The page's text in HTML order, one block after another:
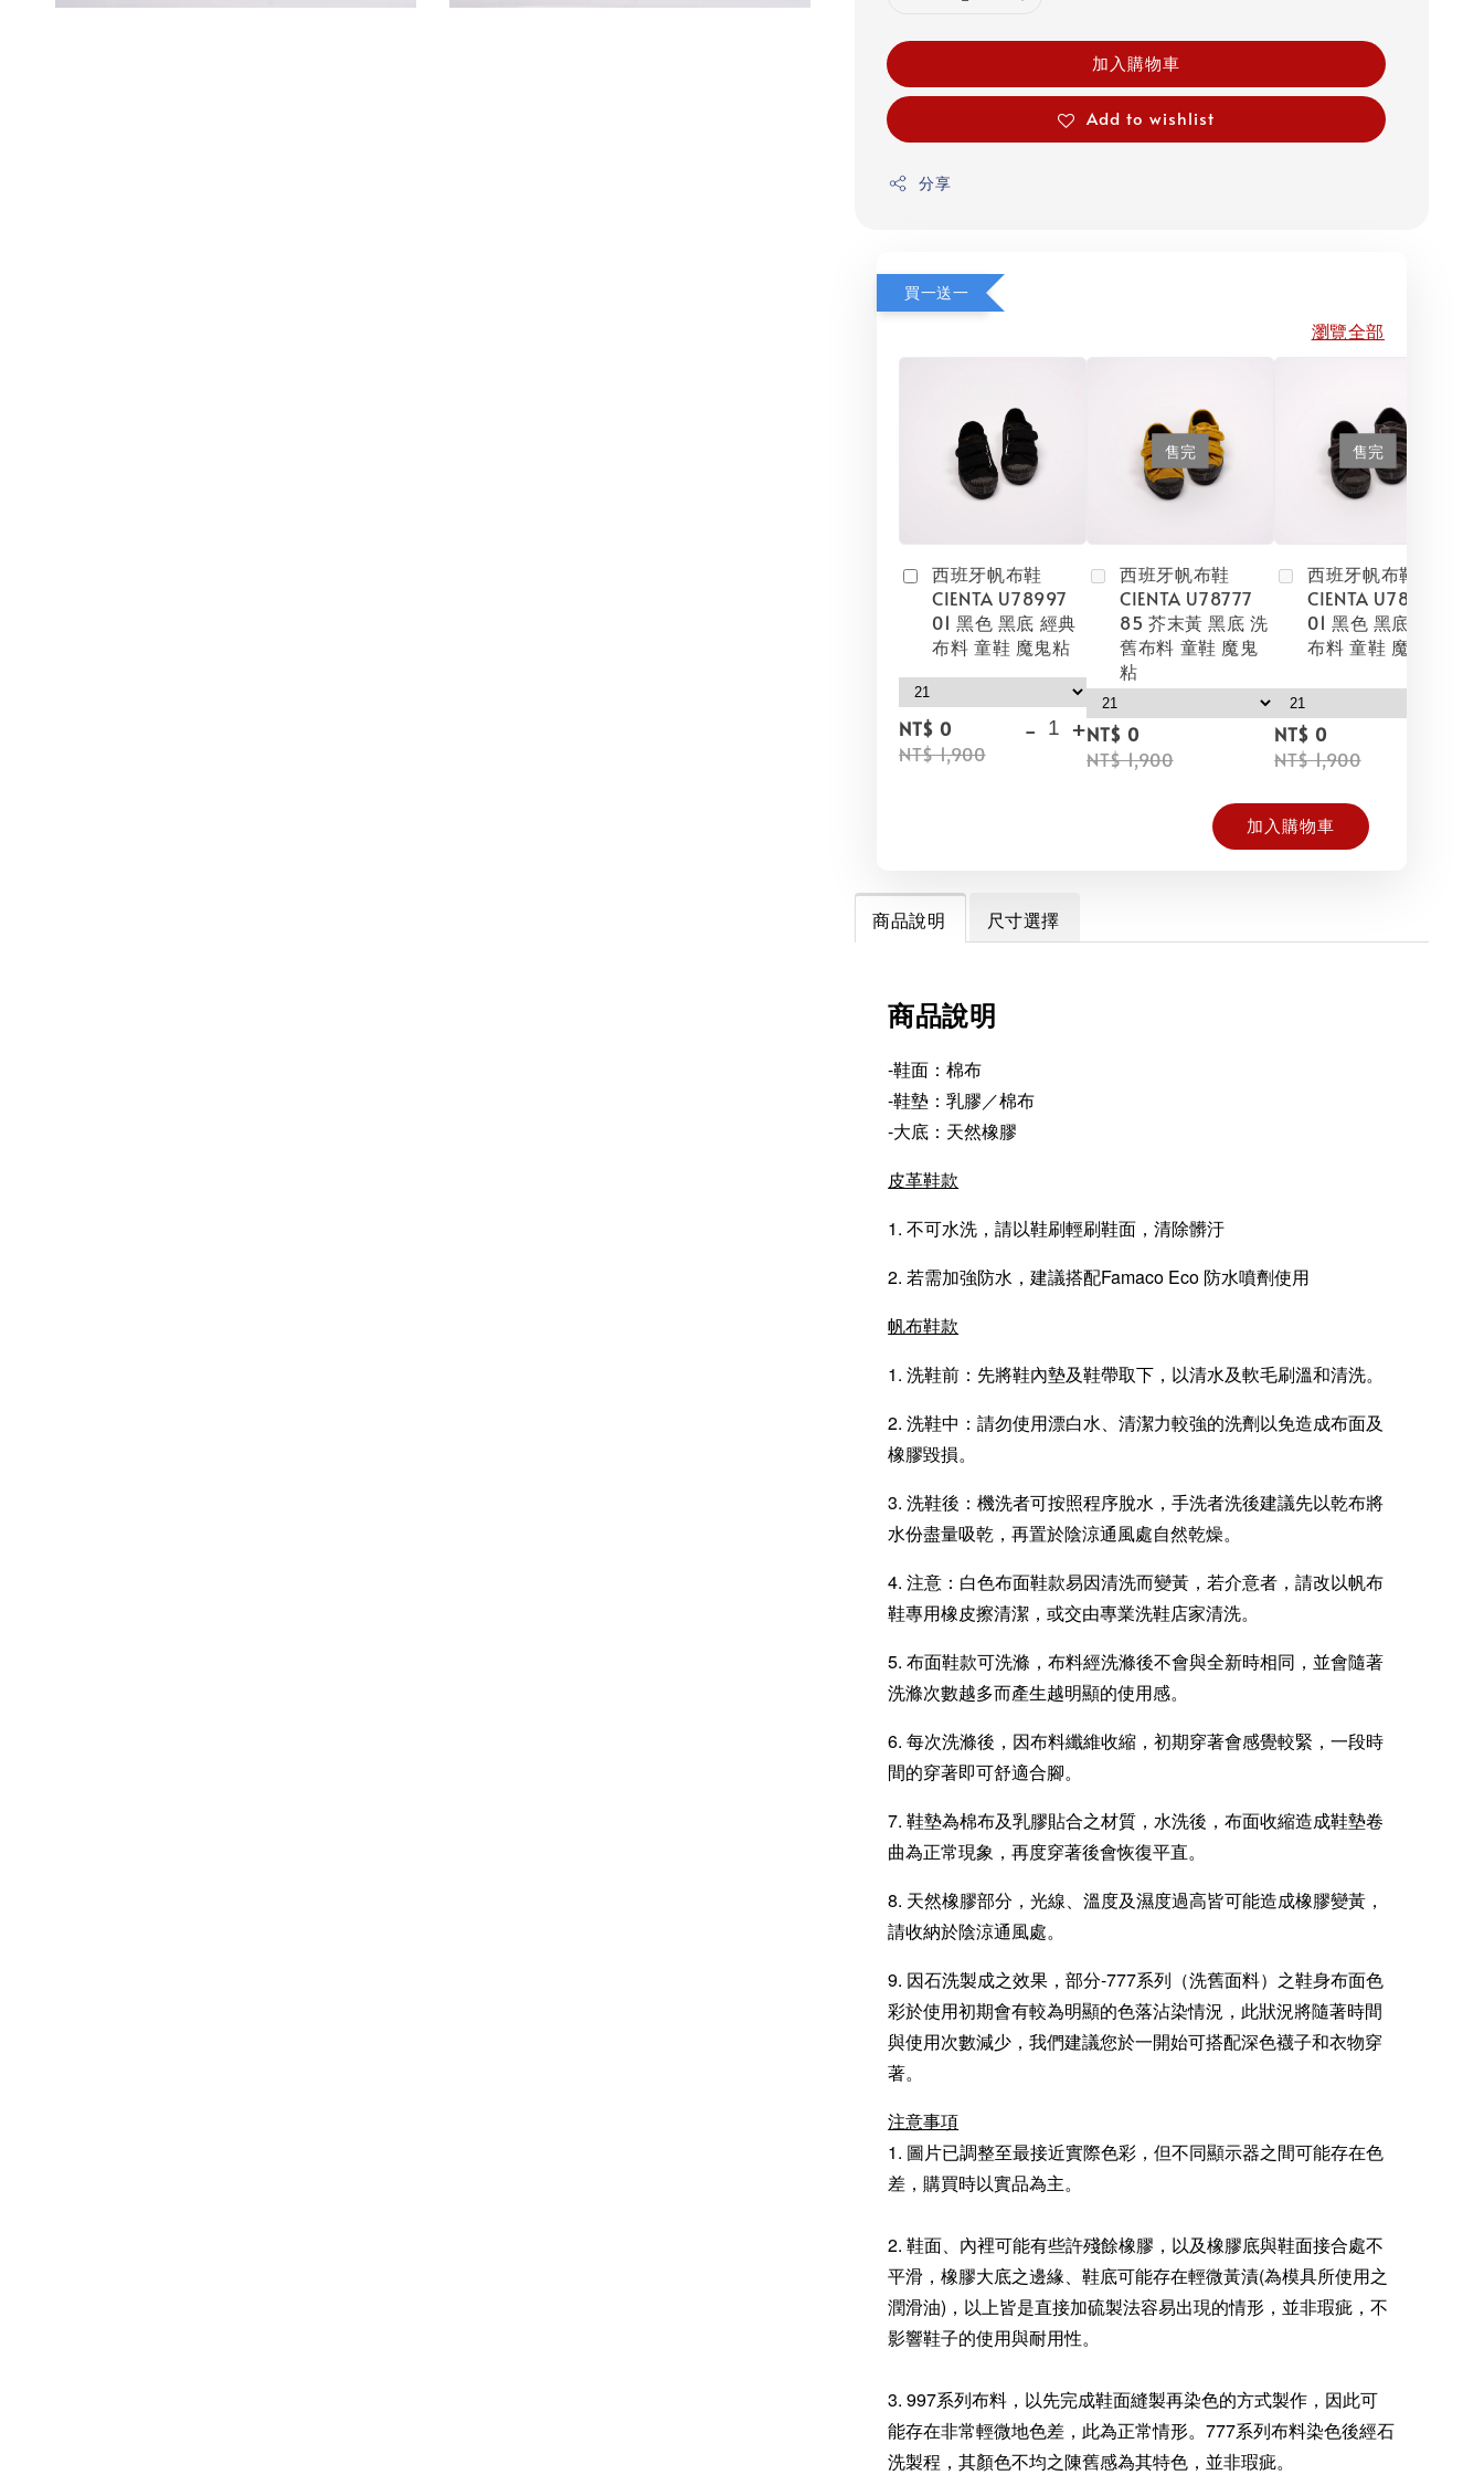
加入購物車
Add to wishlist
分享
買一送一
瀏覽全部
西班牙帆布鞋
CIENTA U78997
01 黑色 黑底 經典
布料 童鞋 魔鬼粘
NT$ 0
NT$ 1,900
- +
售完
西班牙帆布鞋
CIENTA U78777
85 芥末黃 黑底 洗
舊布料 童鞋 魔鬼
粘
NT$ 0
NT$ 1,900
售完
西班牙帆布鞋
CIENTA U78777
01 黑色 黑底 洗舊
布料 童鞋 魔鬼粘
NT$ 0
NT$ 1,900
加入購物車
商品說明 尺寸選擇
商品說明
-鞋面：棉布
-鞋墊：乳膠／棉布
-大底：天然橡膠
皮革鞋款
1. 不可水洗，請以鞋刷輕刷鞋面，清除髒汙
2. 若需加強防水，建議搭配Famaco Eco 防水噴劑使用
帆布鞋款
1. 洗鞋前：先將鞋內墊及鞋帶取下，以清水及軟毛刷溫和清洗。
2. 洗鞋中：請勿使用漂白水、清潔力較強的洗劑以免造成布面及
橡膠毀損。
3. 洗鞋後：機洗者可按照程序脫水，手洗者洗後建議先以乾布將
水份盡量吸乾，再置於陰涼通風處自然乾燥。
4. 注意：白色布面鞋款易因清洗而變黃，若介意者，請改以帆布
鞋專用橡皮擦清潔，或交由專業洗鞋店家清洗。
5. 布面鞋款可洗滌，布料經洗滌後不會與全新時相同，並會隨著
洗滌次數越多而產生越明顯的使用感。
6. 每次洗滌後，因布料纖維收縮，初期穿著會感覺較緊，一段時
間的穿著即可舒適合腳。
7. 鞋墊為棉布及乳膠貼合之材質，水洗後，布面收縮造成鞋墊卷
曲為正常現象，再度穿著後會恢復平直。
8. 天然橡膠部分，光線、溫度及濕度過高皆可能造成橡膠變黃，
請收納於陰涼通風處。
9. 因石洗製成之效果，部分-777系列（洗舊面料）之鞋身布面色
彩於使用初期會有較為明顯的色落沾染情況，此狀況將隨著時間
與使用次數減少，我們建議您於一開始可搭配深色襪子和衣物穿
著。
注意事項
1. 圖片已調整至最接近實際色彩，但不同顯示器之間可能存在色
差，購買時以實品為主。
2. 鞋面、內裡可能有些許殘餘橡膠，以及橡膠底與鞋面接合處不
平滑，橡膠大底之邊緣、鞋底可能存在輕微黃漬(為模具所使用之
潤滑油)，以上皆是直接加硫製法容易出現的情形，並非瑕疵，不
影響鞋子的使用與耐用性。
3. 997系列布料，以先完成鞋面縫製再染色的方式製作，因此可
能存在非常輕微地色差，此為正常情形。777系列布料染色後經石
洗製程，其顏色不均之陳舊感為其特色，並非瑕疵。